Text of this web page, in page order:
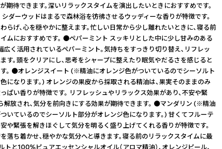
期待できます。深いリラックスタイムを演出したいときにおすすめです。
ダーウッドはまるで森林浴を彷彿させるウッディーな香りが特徴です。
らげ、心を穏やかに整えます。忙しい日常から少し離れたいときに、寝る前
ムにおすすめです。 ●ペパーミント スッキリとした中に少し甘みのある
広く活用されているペパーミント。気持ちをすっきり切り替え、リフレッ
す。頭をクリアにし、思考をシャープに整えたり眠気やだるさを感じると
。 ●オレンジスイート (※精油にオレンジ色がついているのでシーソルト
になります。) オレンジの果皮から採取される精油は、果実そのままのみ
ぱい香りが特徴です。 リフレッシュやリラックス効果があり、不安や緊
解放され、気分を前向きにする効果が期待できます。 ●マンダリン (※精油
いているのでシーソルト部分がオレンジ色になります。) 甘くてフルーテ
や緊張を解きほぐして気分を明るく盛り上げてくれる香りが特徴です。
落ち着かせ、穏やかな気分へと導きます。寝る前のリラックスタイムに最
トと100%ピュアエッセンシャルオイル（アロマ精油）、オレンジピール、